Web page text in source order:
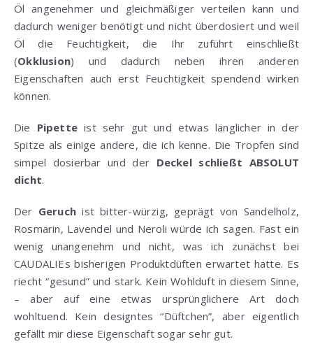
Öl angenehmer und gleichmäßiger verteilen kann und
dadurch weniger benötigt und nicht überdosiert und weil
Öl die Feuchtigkeit, die Ihr zuführt einschließt
(Okklusion) und dadurch neben ihren anderen
Eigenschaften auch erst Feuchtigkeit spendend wirken
können.
Die Pipette ist sehr gut und etwas länglicher in der
Spitze als einige andere, die ich kenne. Die Tropfen sind
simpel dosierbar und der Deckel schließt ABSOLUT
dicht.
Der Geruch ist bitter-würzig, geprägt von Sandelholz,
Rosmarin, Lavendel und Neroli würde ich sagen. Fast ein
wenig unangenehm und nicht, was ich zunächst bei
CAUDALIEs bisherigen Produktdüften erwartet hatte. Es
riecht “gesund” und stark. Kein Wohlduft in diesem Sinne,
– aber auf eine etwas ursprünglichere Art doch
wohltuend. Kein designtes “Düftchen”, aber eigentlich
gefällt mir diese Eigenschaft sogar sehr gut.